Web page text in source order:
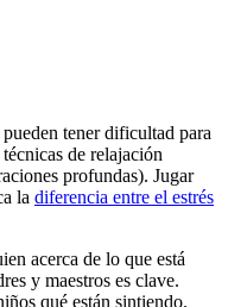
tener dificultad para
de relajación
profundas). Jugar
la diferencia entre el estrés
acerca de lo que está
y maestros es clave.
qué están sintiendo.